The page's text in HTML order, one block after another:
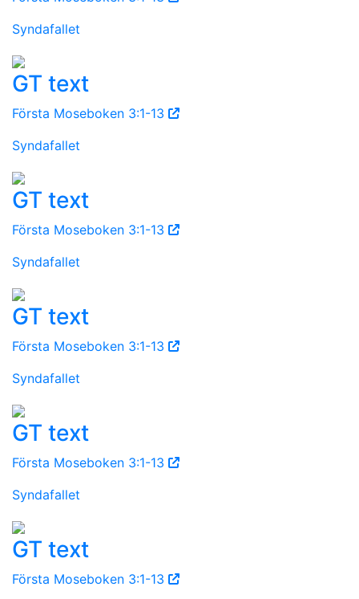
Syndafallet
GT text
Första Moseboken 3:1-13
Syndafallet
GT text
Första Moseboken 3:1-13
Syndafallet
GT text
Första Moseboken 3:1-13
Syndafallet
GT text
Första Moseboken 3:1-13
Syndafallet
GT text
Första Moseboken 3:1-13